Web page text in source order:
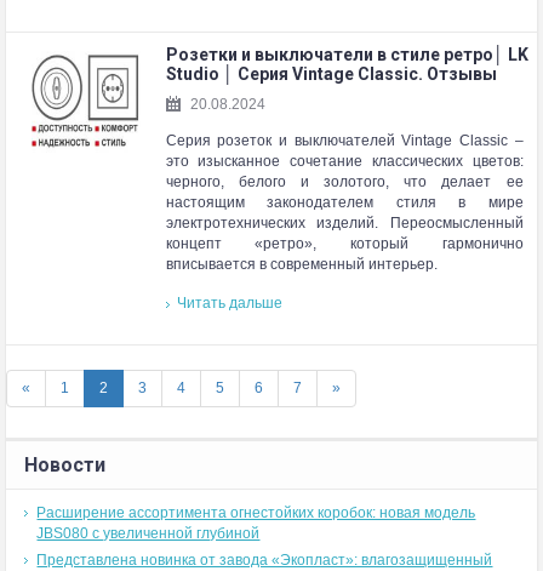
Розетки и выключатели в стиле ретро│ LK
Studio │ Серия Vintage Classic. Отзывы
20.08.2024
Серия розеток и выключателей Vintage Classic –
это изысканное сочетание классических цветов:
черного, белого и золотого, что делает ее
настоящим законодателем стиля в мире
электротехнических изделий. Переосмысленный
концепт «ретро», который гармонично
вписывается в современный интерьер.
Читать дальше
« 1 2 3 4 5 6 7 »
Новости
Расширение ассортимента огнестойких коробок: новая модель
JBS080 с увеличенной глубиной
Представлена новинка от завода «Экопласт»: влагозащищенный